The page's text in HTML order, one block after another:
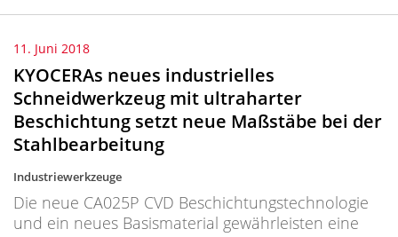
11. Juni 2018
KYOCERAs neues industrielles
Schneidwerkzeug mit ultraharter
Beschichtung setzt neue Maßstäbe bei der
Stahlbearbeitung
Industriewerkzeuge
Die neue CA025P CVD Beschichtungstechnologie
und ein neues Basismaterial gewährleisten eine